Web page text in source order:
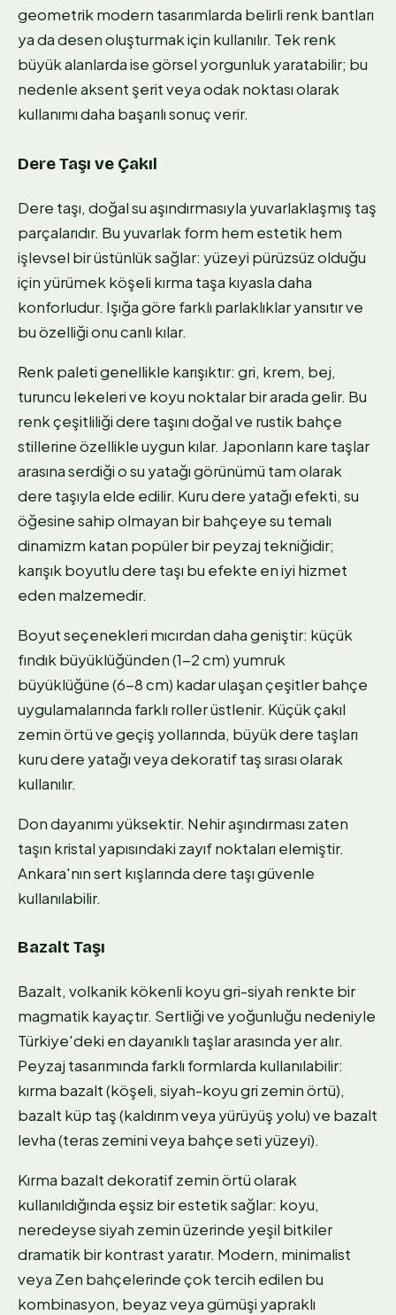
geometrik modern tasarımlarda belirli renk bantları
ya da desen oluşturmak için kullanılır. Tek renk
büyük alanlarda ise görsel yorgunluk yaratabilir; bu
nedenle aksent şerit veya odak noktası olarak
kullanımı daha başarılı sonuç verir.
Dere Taşı ve Çakıl
Dere taşı, doğal su aşındırmasıyla yuvarlaklaşmış taş
parçalarıdır. Bu yuvarlak form hem estetik hem
işlevsel bir üstünlük sağlar: yüzeyi pürüzsüz olduğu
için yürümek köşeli kırma taşa kıyasla daha
konforludur. Işığa göre farklı parlaklıklar yansıtır ve
bu özelliği onu canlı kılar.
Renk paleti genellikle karışıktır: gri, krem, bej,
turuncu lekeleri ve koyu noktalar bir arada gelir. Bu
renk çeşitliliği dere taşını doğal ve rustik bahçe
stillerine özellikle uygun kılar. Japonların kare taşlar
arasına serdiği o su yatağı görünümü tam olarak
dere taşıyla elde edilir. Kuru dere yatağı efekti, su
öğesine sahip olmayan bir bahçeye su temalı
dinamizm katan popüler bir peyzaj tekniğidir;
karışık boyutlu dere taşı bu efekte en iyi hizmet
eden malzemedir.
Boyut seçenekleri mıcırdan daha geniştir: küçük
fındık büyüklüğünden (1-2 cm) yumruk
büyüklüğüne (6-8 cm) kadar ulaşan çeşitler bahçe
uygulamalarında farklı roller üstlenir. Küçük çakıl
zemin örtü ve geçiş yollarında, büyük dere taşları
kuru dere yatağı veya dekoratif taş sırası olarak
kullanılır.
Don dayanımı yüksektir. Nehir aşındırması zaten
taşın kristal yapısındaki zayıf noktaları elemiştir.
Ankara'nın sert kışlarında dere taşı güvenle
kullanılabilir.
Bazalt Taşı
Bazalt, volkanik kökenli koyu gri-siyah renkte bir
magmatik kayaçtır. Sertliği ve yoğunluğu nedeniyle
Türkiye'deki en dayanıklı taşlar arasında yer alır.
Peyzaj tasarımında farklı formlarda kullanılabilir:
kırma bazalt (köşeli, siyah-koyu gri zemin örtü),
bazalt küp taş (kaldırım veya yürüyüş yolu) ve bazalt
levha (teras zemini veya bahçe seti yüzeyi).
Kırma bazalt dekoratif zemin örtü olarak
kullanıldığında eşsiz bir estetik sağlar: koyu,
neredeyse siyah zemin üzerinde yeşil bitkiler
dramatik bir kontrast yaratır. Modern, minimalist
veya Zen bahçelerinde çok tercih edilen bu
kombinasyon, beyaz veya gümüşi yapraklı